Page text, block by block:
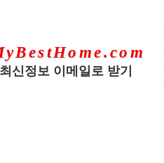
최신정보 이메일로 받기